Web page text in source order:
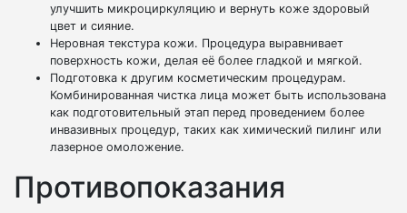
улучшить микроциркуляцию и вернуть коже здоровый
цвет и сияние.
Неровная текстура кожи. Процедура выравнивает
поверхность кожи, делая её более гладкой и мягкой.
Подготовка к другим косметическим процедурам.
Комбинированная чистка лица может быть использована
как подготовительный этап перед проведением более
инвазивных процедур, таких как химический пилинг или
лазерное омоложение.
Противопоказания